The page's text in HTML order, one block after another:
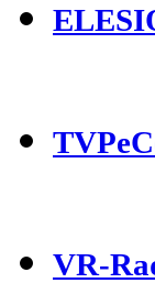
VR-